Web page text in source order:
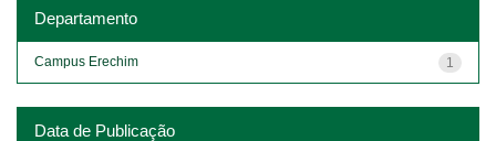
Departamento
1
Campus Erechim
Data de Publicação